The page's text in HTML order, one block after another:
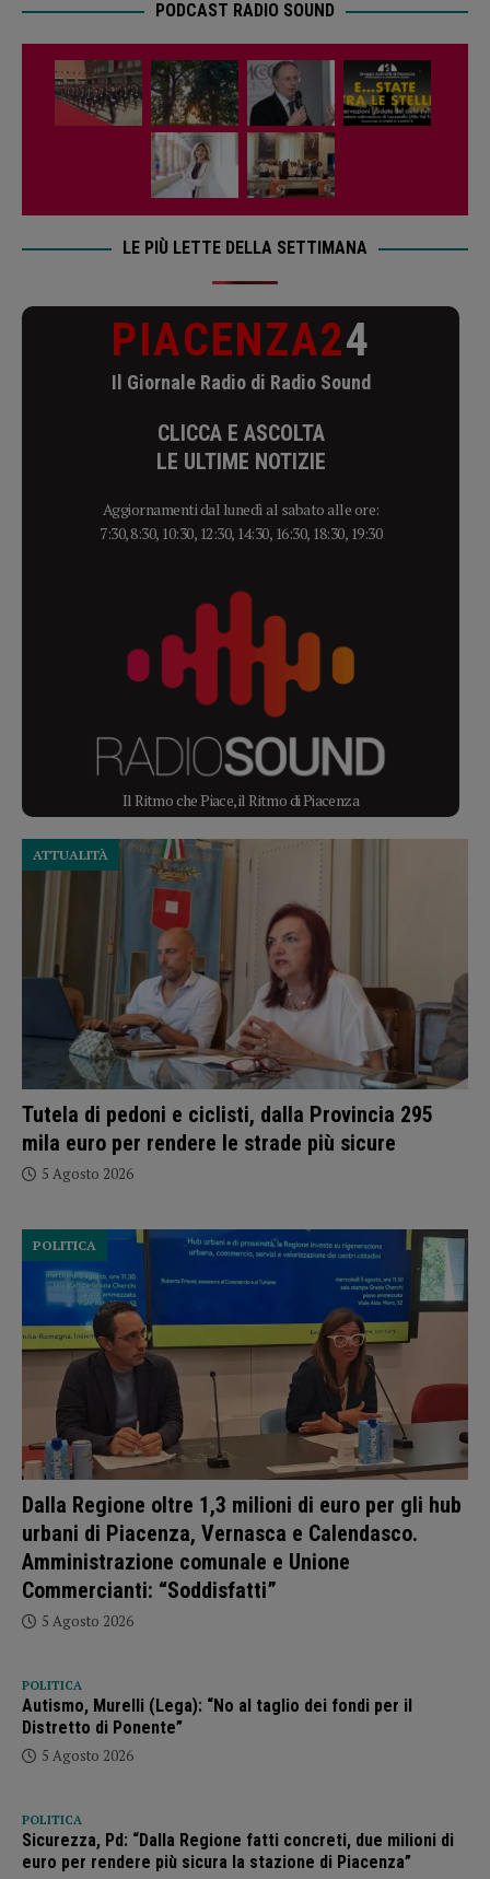
PODCAST RADIO SOUND
LE PIÙ LETTE DELLA SETTIMANA
PIACENZA24
Il Giornale Radio di Radio Sound
CLICCA E ASCOLTA
LE ULTIME NOTIZIE
Aggiornamenti dal lunedì al sabato alle ore:
7:30, 8:30, 10:30, 12:30, 14:30, 16:30, 18:30, 19:30
Il Ritmo che Piace, il Ritmo di Piacenza
Tutela di pedoni e ciclisti, dalla Provincia 295
mila euro per rendere le strade più sicure
ATTUALITÀ
5 Agosto 2026
Dalla Regione oltre 1,3 milioni di euro per gli hub
urbani di Piacenza, Vernasca e Calendasco.
Amministrazione comunale e Unione
Commercianti: “Soddisfatti”
POLITICA
5 Agosto 2026
POLITICA
Autismo, Murelli (Lega): “No al taglio dei fondi per il
Distretto di Ponente”
5 Agosto 2026
POLITICA
Sicurezza, Pd: “Dalla Regione fatti concreti, due milioni di
euro per rendere più sicura la stazione di Piacenza”